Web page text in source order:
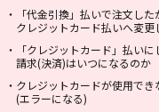
・
「代金引換」払いで注文した
クレジットカード払いへ変更
・
「クレジットカード」払いに
請求(決済)はいつになるのか
・ クレジットカードが使用でき
(エラーになる)